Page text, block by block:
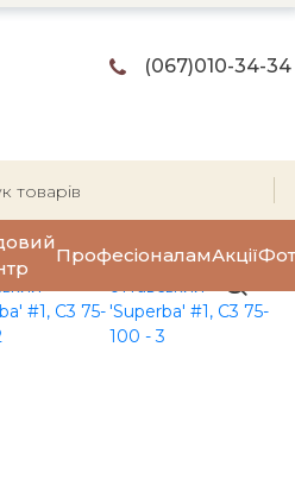
(067)010-34-34
ПрофесіоналамАкції